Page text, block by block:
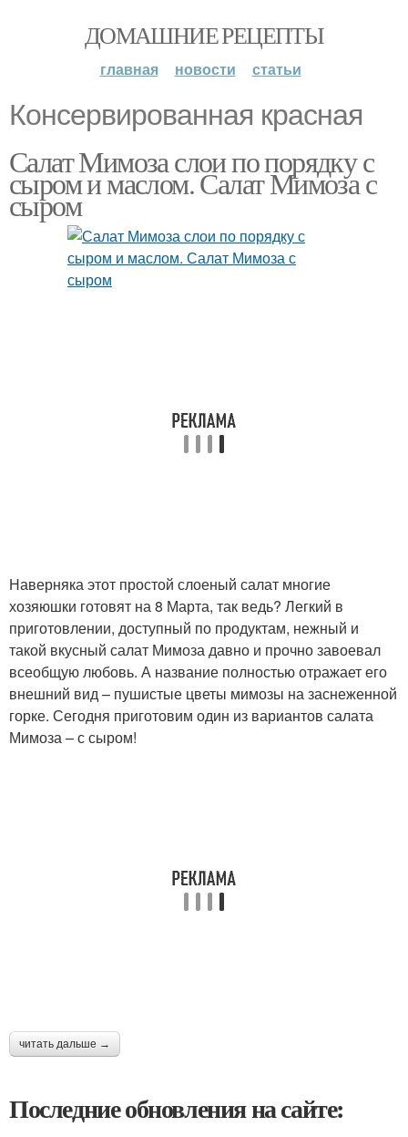
ДОМАШНИЕ РЕЦЕПТЫ
главная новости статьи
Консервированная красная
Салат Мимоза слои по порядку с
сыром и маслом. Салат Мимоза с
сыром
Наверняка этот простой слоеный салат многие
хозяюшки готовят на 8 Марта, так ведь? Легкий в
приготовлении, доступный по продуктам, нежный и
такой вкусный салат Мимоза давно и прочно завоевал
всеобщую любовь. А название полностью отражает его
внешний вид – пушистые цветы мимозы на заснеженной
горке. Сегодня приготовим один из вариантов салата
Мимоза – с сыром!
читать дальше →
Последние обновления на сайте: